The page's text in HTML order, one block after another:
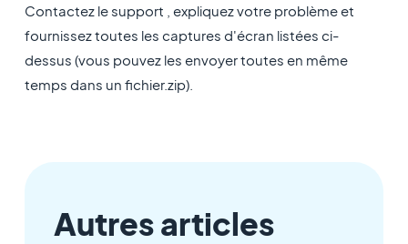
Contactez le support , expliquez votre problème et
fournissez toutes les captures d'écran listées ci-
dessus (vous pouvez les envoyer toutes en même
temps dans un fichier.zip).
Autres articles